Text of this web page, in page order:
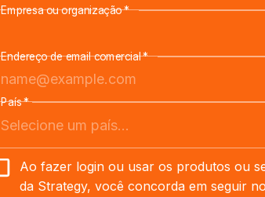
Empresa ou organização*
Endereço de email comercial*
País*
Ao fazer login ou usar os produtos ou
da Strategy, você concorda em seguir